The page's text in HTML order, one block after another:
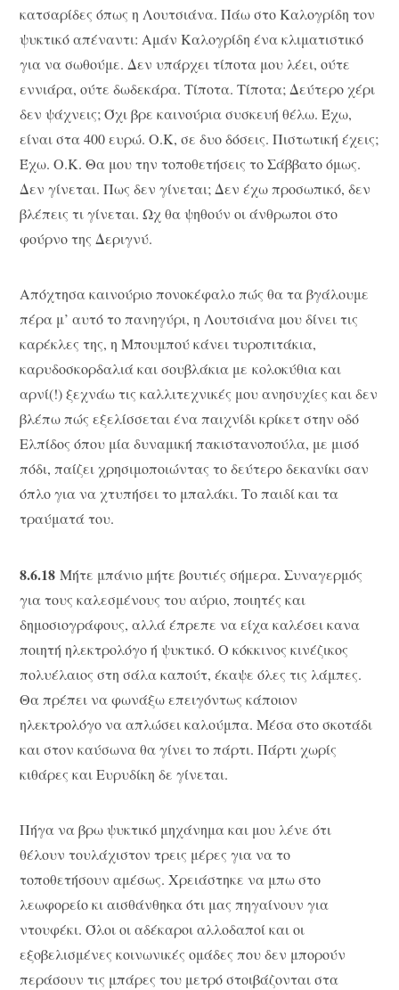
κατσαρίδες όπως η Λουτσιάνα. Πάω στο Καλογρίδη τον
ψυκτικό απέναντι: Αμάν Καλογρίδη ένα κλιματιστικό
για να σωθούμε. Δεν υπάρχει τίποτα μου λέει, ούτε
εννιάρα, ούτε δωδεκάρα. Τίποτα. Τίποτα; Δεύτερο χέρι
δεν ψάχνεις; Όχι βρε καινούρια συσκευή θέλω. Έχω,
είναι στα 400 ευρώ. Ο.Κ, σε δυο δόσεις. Πιστωτική έχεις;
Έχω. Ο.Κ. Θα μου την τοποθετήσεις το Σάββατο όμως.
Δεν γίνεται. Πως δεν γίνεται; Δεν έχω προσωπικό, δεν
βλέπεις τι γίνεται. Ωχ θα ψηθούν οι άνθρωποι στο
φούρνο της Δεριγνύ.
Απόχτησα καινούριο πονοκέφαλο πώς θα τα βγάλουμε
πέρα μ’ αυτό το πανηγύρι, η Λουτσιάνα μου δίνει τις
καρέκλες της, η Μπουμπού κάνει τυροπιτάκια,
καρυδοσκορδαλιά και σουβλάκια με κολοκύθια και
αρνί(!) ξεχνάω τις καλλιτεχνικές μου ανησυχίες και δεν
βλέπω πώς εξελίσσεται ένα παιχνίδι κρίκετ στην οδό
Ελπίδος όπου μία δυναμική πακιστανοπούλα, με μισό
πόδι, παίζει χρησιμοποιώντας το δεύτερο δεκανίκι σαν
όπλο για να χτυπήσει το μπαλάκι. Το παιδί και τα
τραύματά του.
8.6.18 Μήτε μπάνιο μήτε βουτιές σήμερα. Συναγερμός
για τους καλεσμένους του αύριο, ποιητές και
δημοσιογράφους, αλλά έπρεπε να είχα καλέσει κανα
ποιητή ηλεκτρολόγο ή ψυκτικό. Ο κόκκινος κινέζικος
πολυέλαιος στη σάλα καπούτ, έκαψε όλες τις λάμπες.
Θα πρέπει να φωνάξω επειγόντως κάποιον
ηλεκτρολόγο να απλώσει καλούμπα. Μέσα στο σκοτάδι
και στον καύσωνα θα γίνει το πάρτι. Πάρτι χωρίς
κιθάρες και Ευρυδίκη δε γίνεται.
Πήγα να βρω ψυκτικό μηχάνημα και μου λένε ότι
θέλουν τουλάχιστον τρεις μέρες για να το
τοποθετήσουν αμέσως. Χρειάστηκε να μπω στο
λεωφορείο κι αισθάνθηκα ότι μας πηγαίνουν για
ντουφέκι. Όλοι οι αδέκαροι αλλοδαποί και οι
εξοβελισμένες κοινωνικές ομάδες που δεν μπορούν
περάσουν τις μπάρες του μετρό στοιβάζονται στα